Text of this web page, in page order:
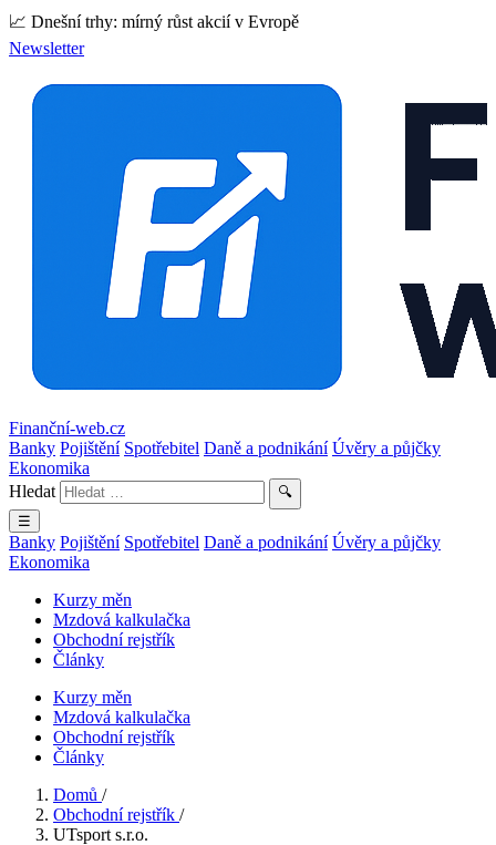
📈 Dnešní trhy: mírný růst akcií v Evropě
Newsletter
Finanční-web.cz
Banky Pojištění Spotřebitel Daně a podnikání Úvěry a půjčky
Ekonomika
Hledat
🔍
☰
Banky Pojištění Spotřebitel Daně a podnikání Úvěry a půjčky
Ekonomika
Kurzy měn
Mzdová kalkulačka
Obchodní rejstřík
Články
Kurzy měn
Mzdová kalkulačka
Obchodní rejstřík
Články
Domů /
Obchodní rejstřík /
UTsport s.r.o.